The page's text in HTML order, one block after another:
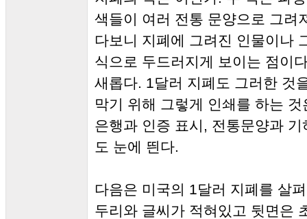
색들이 여러 전통 문양으로 그려
다보니 지폐에 그려진 인물이나
식으로 두드러지게 보이는 점이
새롭다. 1달러 지폐도 그러한 것
막기 위해 그렇게 인쇄를 하는
은행과 인증 표시, 전통문양과
도 눈에 띈다.
다음은 미국의 1달러 지폐를 살
두리와 글씨가 적혀있고 뒷면은